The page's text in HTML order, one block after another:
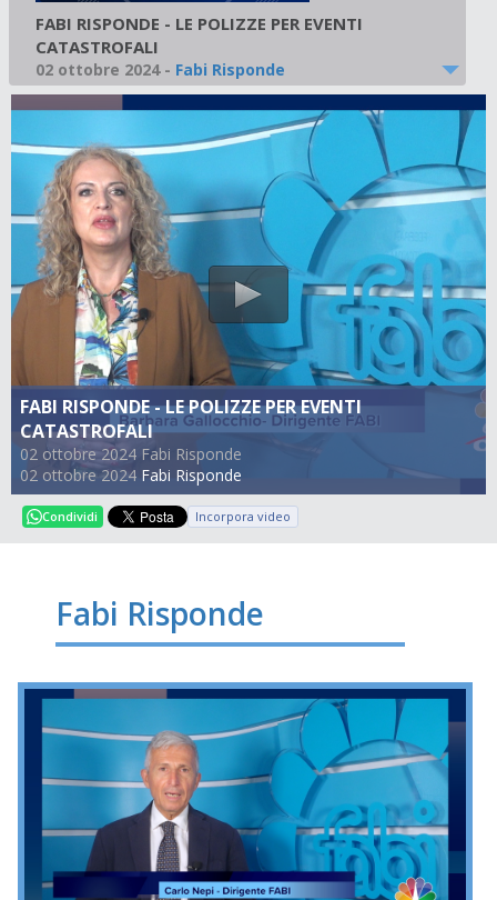
FABI RISPONDE - LE POLIZZE PER EVENTI
CATASTROFALI
02 ottobre 2024 Fabi Risponde
02 ottobre 2024 Fabi Risponde
FABI RISPONDE - LE POLIZZE PER EVENTI
CATASTROFALI
02 ottobre 2024- Fabi Risponde
Condividi Incorpora video
Fabi Risponde